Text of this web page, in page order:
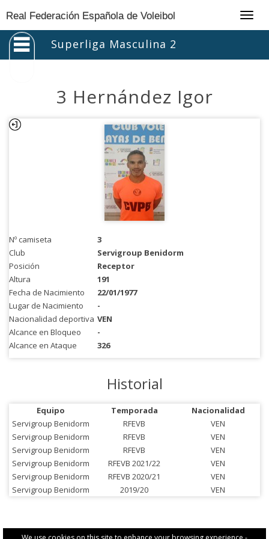
Real Federación Española de Voleibol
Superliga Masculina 2
3 Hernández Igor
Nº camiseta
3
Club
Servigroup Benidorm
Posición
Receptor
Altura
191
Fecha de Nacimiento
22/01/1977
Lugar de Nacimiento
-
Nacionalidad deportiva VEN
Alcance en Bloqueo
-
Alcance en Ataque
326
Historial
Equipo Temporada
Nacionalidad
Servigroup Benidorm
RFEVB
VEN
Servigroup Benidorm
RFEVB
VEN
Servigroup Benidorm
RFEVB
VEN
Servigroup Benidorm
RFEVB 2021/22
VEN
Servigroup Benidorm
RFEVB 2020/21
VEN
Servigroup Benidorm
2019/20 VEN